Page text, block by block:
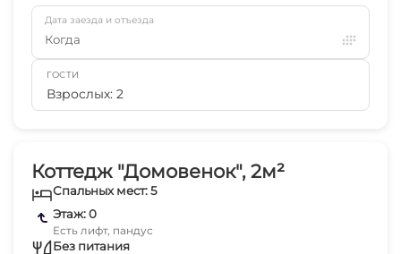
Коттедж "Домовенок", 2м²
Спальных мест: 5
Этаж: 0
Есть лифт, пандус
Без питания
Дата заезда и отъезда
Когда
ГОСТИ
Взрослых: 2